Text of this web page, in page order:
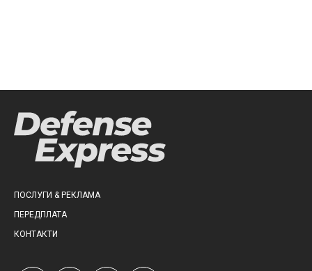
ПОСЛУГИ & РЕКЛАМА
ПЕРЕДПЛАТА
КОНТАКТИ